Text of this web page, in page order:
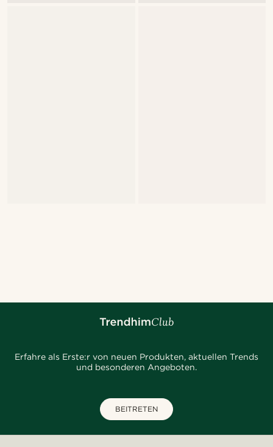
Erfahre als Erste:r von neuen Produkten, aktuellen Trends
und besonderen Angeboten.
BEITRETEN